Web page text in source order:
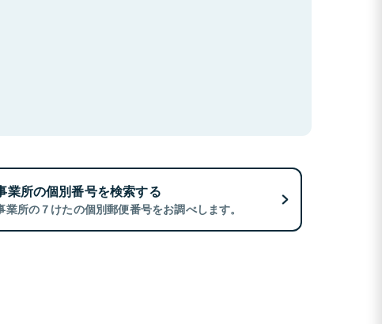
業所の個別番号を検索する
業所の７けたの個別郵便番号をお調べします。